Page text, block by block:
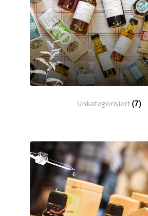
Unkategorisiert (7)